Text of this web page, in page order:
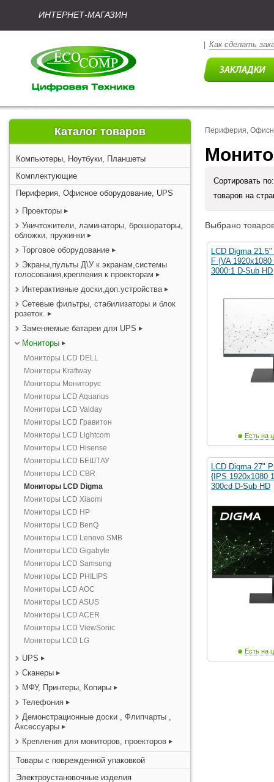
ИНТЕРНЕТ-МАГАЗИН
Как сделать
Каталог товаров
Компьютеры, Ноутбуки, Планшеты
Комплектующие
Периферия, Офисное оборудование, UPS
Проекторы
Уничтожители, ламинаторы, брошюраторы,
обложки, пружинки
Торговое оборудование
Экраны,пульты Д\У к экранам,системы
голосования,крепления к проекторам
Интерактивные доски,доп.устройства
Сетевые фильтры, стабилизаторы и блок
розеток.
Заменяемые батареи для UPS
Мониторы
Мониторы LCD DELL
Мониторы Kraftway
Мониторы Мониторус
Мониторы LCD Aquarius
Мониторы LCD Valday
Мониторы LCD Гравитон
Мониторы LCD Lightcom
Мониторы LCD Hisense
Мониторы LCD БЕШТАУ
Мониторы LCD CBR
Мониторы LCD Digma
Мониторы LCD Xiaomi
Мониторы LCD HP
Мониторы LCD BenQ
Мониторы LCD Lenovo SMB
Мониторы LCD Gigabyte
Мониторы LCD Samsung
Мониторы LCD PHILIPS
Мониторы LCD AOC
Мониторы LCD ASUS
Мониторы LCD ACER
Мониторы LCD ViewSonic
Мониторы LCD LG
UPS
Сканеры
МФУ, Принтеры, Копиры
Телефония
Демонстрационные доски , Флипчарты ,
Аксессуары
Крепления для мониторов, проекторов
Товары с поврежденной упаковкой
Электроустановочные изделия
Периферия,
Сортировать
товаров на
Выбрано
LCD Digma
F {VA
3000:1 D-Sub HD
Есть на
LCD Digma 27"
{IPS 1920x1080
300cd D-Sub HD
Есть на